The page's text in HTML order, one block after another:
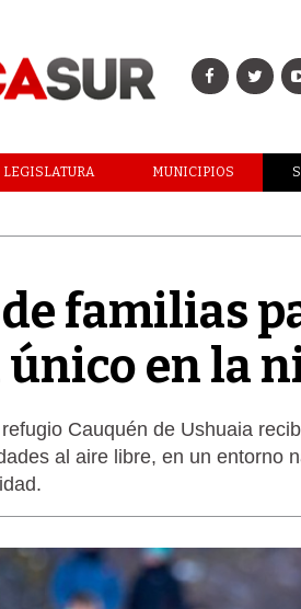
LEGISLATURA MUNICIPIOS
familias
en la
Cauquén de Ushuaia
al aire libre, en un entorno